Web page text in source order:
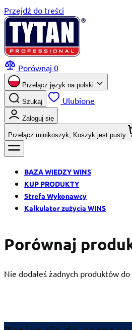
Przejdź do treści
Porównaj 0
Przełącz język na polski
Szukaj Ulubione
Zaloguj się
Przełącz minikoszyk, Koszyk jest pusty
BAZA WIEDZY WINS
KUP PRODUKTY
Strefa Wykonawcy
Kalkulator zużycia WINS
Porównaj
Nie dodałeś żadnych produktów do